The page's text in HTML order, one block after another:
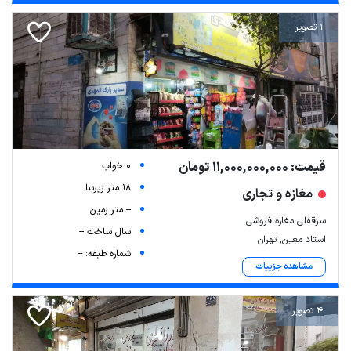
1 تصویر
قیمت: 11,000,000,000 تومان
مغازه و تجاری
سرقفلی مغازه فروشی
استاد معین, تهران
مشاهده جزییات
0 خواب
18 متر زیربنا
-- متر زمین
سال ساخت --
شماره طبقه: --
4 تصویر